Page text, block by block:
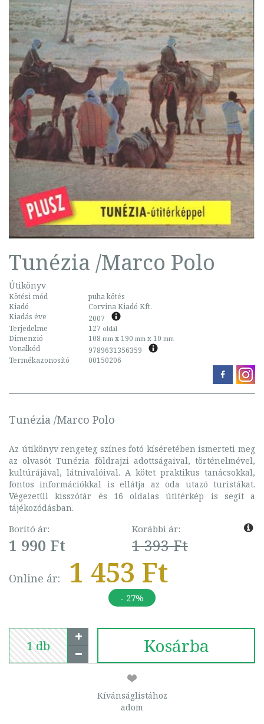
Tunézia /Marco Polo
Útikönyv
Kötési mód
puha kötés
Kiadó
Corvina Kiadó Kft.
Kiadás éve
2007
Terjedelme
127 oldal
Dimenzió 108 mm x 190 mm x 10 mm
Vonalkód
9789631356359
Termékazonosító
00150206
Tunézia /Marco Polo
Az útikönyv rengeteg színes fotó kíséretében ismerteti meg
az olvasót Tunézia földrajzi adottságaival, történelmével,
kultúrájával, látnivalóival. A kötet praktikus tanácsokkal,
fontos információkkal is ellátja az oda utazó turistákat.
Végezetül kisszótár és 16 oldalas útitérkép is segít a
tájékozódásban.
Borító ár:
1 990 Ft
Korábbi ár:
1 393 Ft
Online ár: 1 453 Ft
- 27%
Kosárba
Kívánságlistához
adom